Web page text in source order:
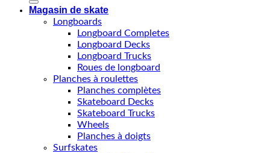
Magasin de skate
Longboards
Longboard Completes
Longboard Decks
Longboard Trucks
Roues de longboard
Planches à roulettes
Planches complètes
Skateboard Decks
Skateboard Trucks
Wheels
Planches à doigts
Surfskates